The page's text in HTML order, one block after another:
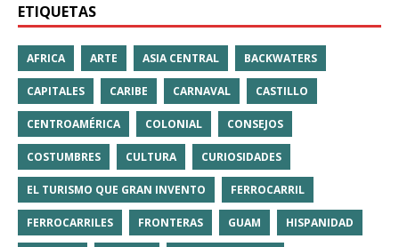
ETIQUETAS
AFRICA ARTE ASIA CENTRAL BACKWATERS
CAPITALES CARIBE CARNAVAL CASTILLO
CENTROAMÉRICA COLONIAL CONSEJOS
COSTUMBRES CULTURA CURIOSIDADES
EL TURISMO QUE GRAN INVENTO FERROCARRIL
FERROCARRILES FRONTERAS GUAM HISPANIDAD